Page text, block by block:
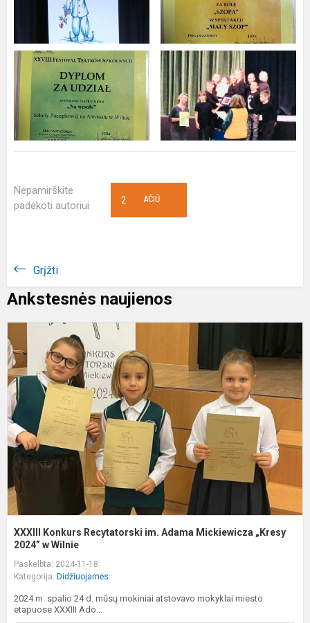
Nepamirškite
padėkoti autoriui
AČIŪ
2
Grįžti
Ankstesnės naujienos
XXXIII Konkurs Recytatorski im. Adama Mickiewicza „Kresy
2024” w Wilnie
Paskelbta: 2024-11-18
Kategorija: Didžiuojamės
2024 m. spalio 24 d. mūsų mokiniai atstovavo mokyklai miesto
etapuose XXXIII Ado...